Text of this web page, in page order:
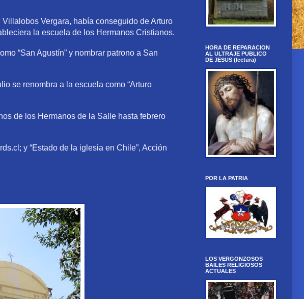
Vergara, había conseguido de Arturo
la escuela de los Hermanos Cristianos.
“San Agustín” y nombrar patrono a San
se renombra a la escuela como “Arturo
de los Hermanos de la Salle hasta febrero
y “Estado de la iglesia en Chile”, Acción
HORA DE REPARACION
AL ULTRAJE PUBLICO
DE JESUS (lectura)
POR LA PATRIA
LOS VERGONZOSOS
BAILES RELIGIOSOS
ACTUALES